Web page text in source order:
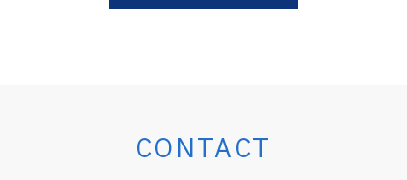
CONTACT